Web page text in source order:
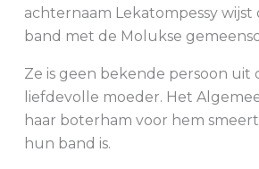
achternaam Lekatompessy
band met de Molukse
Ze is geen bekende persoon
liefdevolle moeder. Het
haar boterham voor hem
hun band is.